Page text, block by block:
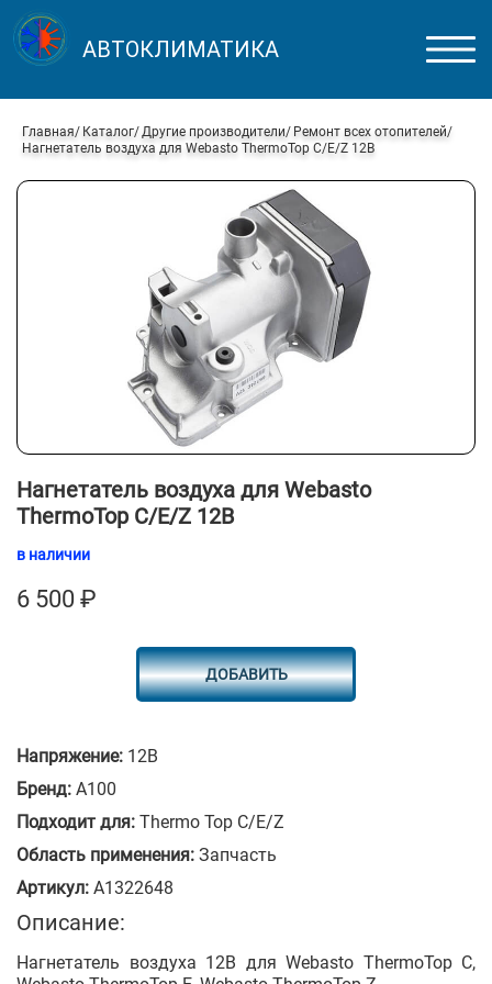
АВТОКЛИМАТИКА
Главная Каталог Другие производители
Ремонт всех отопителей
Нагнетатель воздуха для Webasto ThermoTop C/E/Z 12В
Нагнетатель воздуха для Webasto
ThermoTop C/E/Z 12В
в наличии
6 500 ₽
ДОБАВИТЬ
Напряжение: 12В
Бренд: A100
Подходит для: Thermo Top C/E/Z
Область применения: Запчасть
Артикул: A1322648
Описание:
Нагнетатель воздуха 12В для Webasto ThermoTop C,